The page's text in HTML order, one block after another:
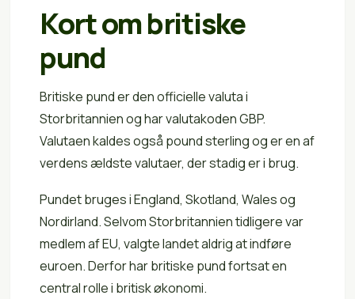
Kort om britiske
pund
Britiske pund er den officielle valuta i
Storbritannien og har valutakoden GBP.
Valutaen kaldes også pound sterling og er en af
verdens ældste valutaer, der stadig er i brug.
Pundet bruges i England, Skotland, Wales og
Nordirland. Selvom Storbritannien tidligere var
medlem af EU, valgte landet aldrig at indføre
euroen. Derfor har britiske pund fortsat en
central rolle i britisk økonomi.